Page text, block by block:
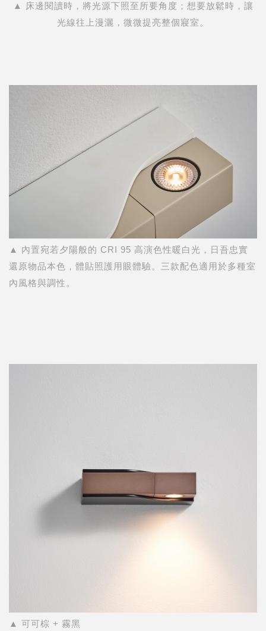
▲ 床邊閱讀時，將光源下照至所要角度；想要放鬆時，讓
光線往上漫灑，微微提亮整個寢室。
▲ 內置宛若夕陽般的 CRI 95 高演色性暖白光，日吾忠實
還原物品本色，體貼照護用眼體驗。三款配色適用於多種室
內風格與調性。
▲ 可可棕 + 霧黑